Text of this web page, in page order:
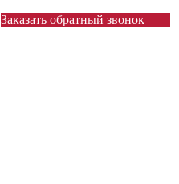
Заказать обратный звонок